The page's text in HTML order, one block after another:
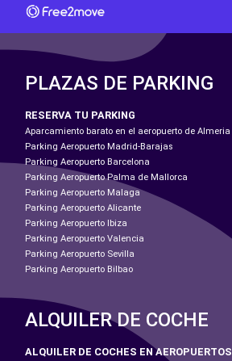
PLAZAS DE PARKING
RESERVA TU PARKING
Aparcamiento barato en el aeropuerto de Almeria
Parking Aeropuerto Madrid-Barajas
Parking Aeropuerto Barcelona
Parking Aeropuerto Palma de Mallorca
Parking Aeropuerto Malaga
Parking Aeropuerto Alicante
Parking Aeropuerto Ibiza
Parking Aeropuerto Valencia
Parking Aeropuerto Sevilla
Parking Aeropuerto Bilbao
ALQUILER DE COCHE
ALQUILER DE COCHES EN AEROPUERTOS